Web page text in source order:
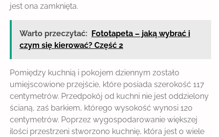
jest ona zamknięta.
Warto przeczytać:
Fototapeta – jaką wybrać i
czym się kierować? Część 2
Pomiędzy kuchnią i pokojem dziennym zostało
umiejscowione przejście, które posiada szerokość 117
centymetrów. Przedpokój od kuchni nie jest oddzielony
ścianą, zaś barkiem, którego wysokość wynosi 120
centymetrów. Poprzez wygospodarowanie większej
ilości przestrzeni stworzono kuchnię, która jest o wiele